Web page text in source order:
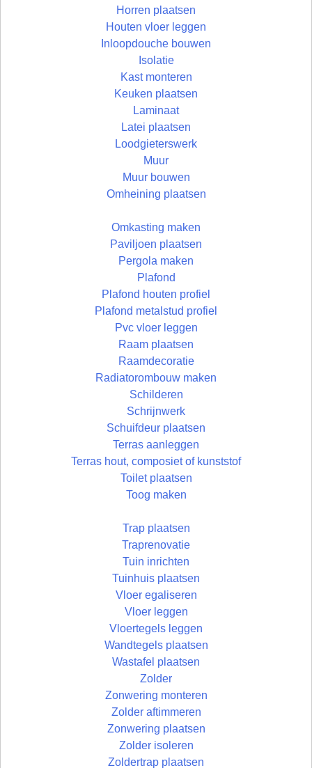
Horren plaatsen
Houten vloer leggen
Inloopdouche bouwen
Isolatie
Kast monteren
Keuken plaatsen
Laminaat
Latei plaatsen
Loodgieterswerk
Muur
Muur bouwen
Omheining plaatsen
Omkasting maken
Paviljoen plaatsen
Pergola maken
Plafond
Plafond houten profiel
Plafond metalstud profiel
Pvc vloer leggen
Raam plaatsen
Raamdecoratie
Radiatorombouw maken
Schilderen
Schrijnwerk
Schuifdeur plaatsen
Terras aanleggen
Terras hout, composiet of kunststof
Toilet plaatsen
Toog maken
Trap plaatsen
Traprenovatie
Tuin inrichten
Tuinhuis plaatsen
Vloer egaliseren
Vloer leggen
Vloertegels leggen
Wandtegels plaatsen
Wastafel plaatsen
Zolder
Zonwering monteren
Zolder aftimmeren
Zonwering plaatsen
Zolder isoleren
Zoldertrap plaatsen